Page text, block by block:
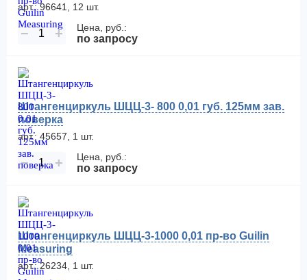
арт.: 96641, 12 шт.
− + Цена, руб.:
по запросу
Штангенциркуль ШЦЦ-3- 800 0,01 губ. 125мм зав.
поверка
арт.: 45657, 1 шт.
− + Цена, руб.:
по запросу
Штангенциркуль ШЦЦ-3-1000 0,01 пр-во Guilin
Measuring
арт.: 26234, 1 шт.